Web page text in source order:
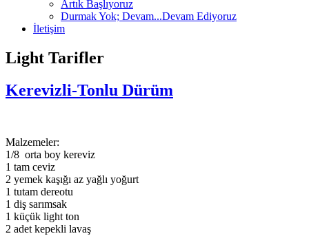
Artık Başlıyoruz
Durmak Yok; Devam...Devam Ediyoruz
İletişim
Light Tarifler
Kerevizli-Tonlu Dürüm
Malzemeler:
1/8 orta boy kereviz
1 tam ceviz
2 yemek kaşığı az yağlı yoğurt
1 tutam dereotu
1 diş sarımsak
1 küçük light ton
2 adet kepekli lavaş